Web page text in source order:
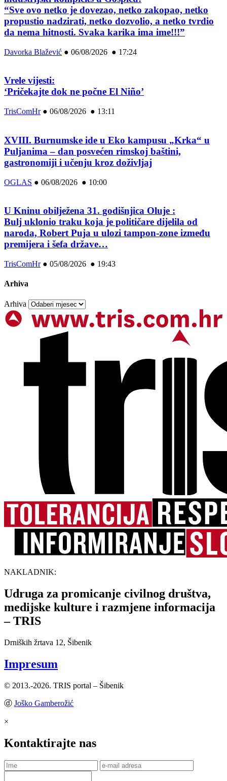
“Sve ovo netko je dovezao, netko zakopao, netko
propustio nadzirati, netko dozvolio, a netko tvrdio
da nema hitnosti. Svaka karika ima ime!!!”
Davorka Blažević ● 06/08/2026 ● 17:24
Vrele vijesti:
‘Pričekajte dok ne počne El Niño’
TrisComHr● 06/08/2026 ● 13:11
XVIII. Burnumske ide u Eko kampusu „Krka“ u
Puljanima – dan posvećen rimskoj baštini,
gastronomiji i učenju kroz doživljaj
OGLAS ● 06/08/2026 ● 10:00
U Kninu obilježena 31. godišnjica Oluje :
Bulj uklonio traku koja je političare dijelila od
naroda, Robert Puja u ulozi tampon-zone između
premijera i šefa države…
TrisComHr● 05/08/2026 ● 19:43
Arhiva
Arhiva
NAKLADNIK:
Udruga za promicanje civilnog društva,
medijske kulture i razmjene informacija
– TRIS
Drniških žrtava 12, Šibenik
Impresum
© 2013.-2026. TRIS portal – Šibenik
ⓓ Joško Gamberožić
×
Kontaktirajte nas